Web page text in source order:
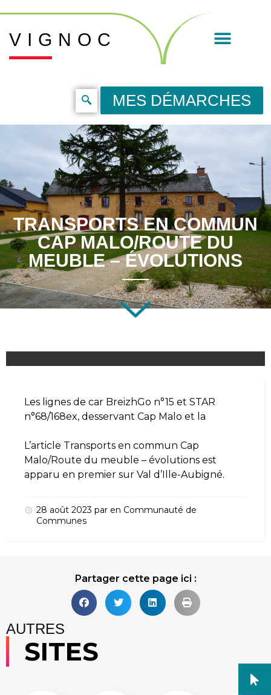
VIGNOC
MES DÉMARCHES
TRANSPORTS EN COMMUN
CAP MALO/ROUTE DU
MEUBLE – ÉVOLUTIONS
Les lignes de car BreizhGo n°15 et STAR
n°68/168ex, desservant Cap Malo et la
L’article Transports en commun Cap
Malo/Route du meuble – évolutions est
apparu en premier sur Val d’Ille-Aubigné.
28 août 2023 par en Communauté de
Communes
Partager cette page ici :
AUTRES
SITES